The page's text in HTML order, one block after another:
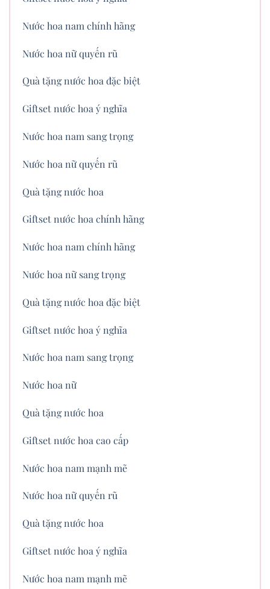
Nước hoa nam chính hãng
Nước hoa nữ quyến rũ
Quà tặng nước hoa đặc biệt
Giftset nước hoa ý nghĩa
Nước hoa nam sang trọng
Nước hoa nữ quyến rũ
Quà tặng nước hoa
Giftset nước hoa chính hãng
Nước hoa nam chính hãng
Nước hoa nữ sang trọng
Quà tặng nước hoa đặc biệt
Giftset nước hoa ý nghĩa
Nước hoa nam sang trọng
Nước hoa nữ
Quà tặng nước hoa
Giftset nước hoa cao cấp
Nước hoa nam mạnh mẽ
Nước hoa nữ quyến rũ
Quà tặng nước hoa
Giftset nước hoa ý nghĩa
Nước hoa nam mạnh mẽ